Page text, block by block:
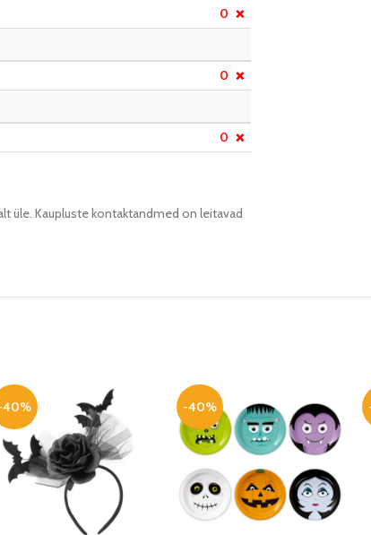
0 ❌
0 ❌
0 ❌
üle. Kaupluste kontaktandmed on leitavad
40% -40%